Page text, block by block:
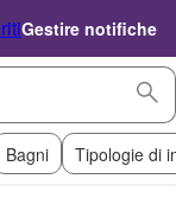
Gestire notifiche
Bagni Tipologie di